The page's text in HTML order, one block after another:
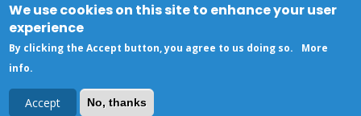
We use cookies on this site to enhance your user
experience
By clicking the Accept button, you agree to us doing so.
More
info.
Accept No, thanks